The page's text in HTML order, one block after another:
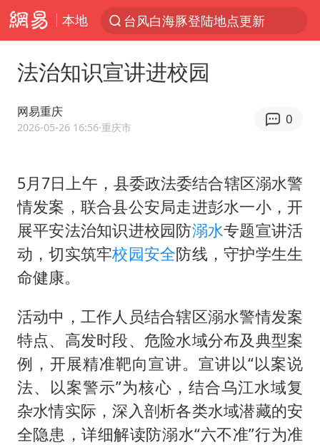
本地
台风白海豚登陆地点更新
台风白海豚进入48小时警戒线
中方回应是否在太平洋海底开采稀土
看守所辅警收受10万获刑1年
U17国足1分钟轰2球
宇树科技发行价格150.80元/股
五粮液渠道价一箱上涨近百元
吉林一“温度计大楼”读数爆表
我国编制完成新版全月地质图
深圳地面沉降致车辆损坏系谣言
外交部发言人就广岛核爆81周年等答记者问
中国“五箭齐发”反制美国
法治知识宣讲进校园
网易重庆
2026-05-26 16:56·重庆市
0
5月7日上午，县委政法委结合辖区溺水警
情发案，联合县公安局走进彭水一小，开
展平安法治知识进校园防溺水专题宣讲活
动，切实筑牢校园安全防线，守护学生生
命健康。
活动中，工作人员结合辖区溺水警情发案
特点、高发时段、危险水域分布及典型案
例，开展精准靶向宣讲。宣讲以“以案说
法、以案警示”为核心，结合乌江水域复
杂水情实际，深入剖析各类水域潜藏的安
全隐患，详细解读防溺水“六不准”行为准